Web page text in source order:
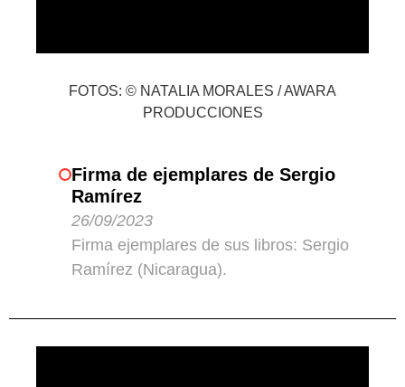
FOTOS: © NATALIA MORALES / AWARA
PRODUCCIONES
Firma de ejemplares de Sergio
Ramírez
26/09/2023
Firma ejemplares de sus libros: Sergio
Ramírez (Nicaragua).